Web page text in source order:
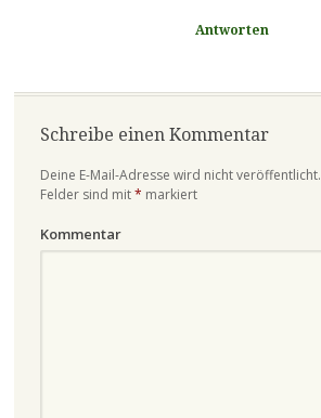
Antworten
Schreibe einen Kommentar
Deine E-Mail-Adresse wird nicht veröffentlicht.
Felder sind mit* markiert
Kommentar